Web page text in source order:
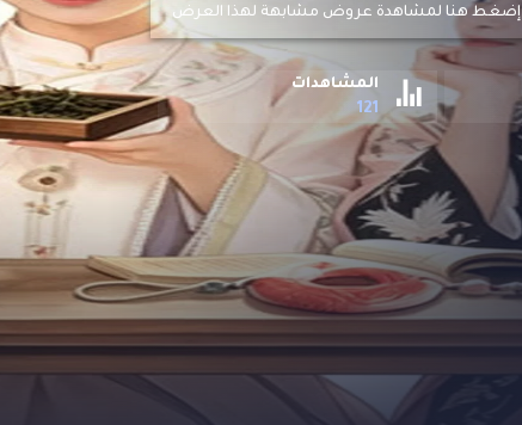
إضغط هنا لمشاهدة عروض مشابهة لهذا العرض
المشاهدات
121